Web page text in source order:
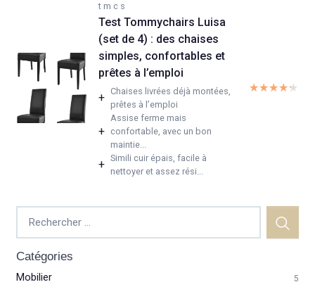
t m c s
Test Tommychairs Luisa
(set de 4) : des chaises
simples, confortables et
prêtes à l’emploi
+ Chaises livrées déjà montées,
prêtes à l’emploi
+
Assise ferme mais
confortable, avec un bon
maintie...
+ Simili cuir épais, facile à
nettoyer et assez rési...
★★★★★
★★★★★
Catégories
Mobilier 5